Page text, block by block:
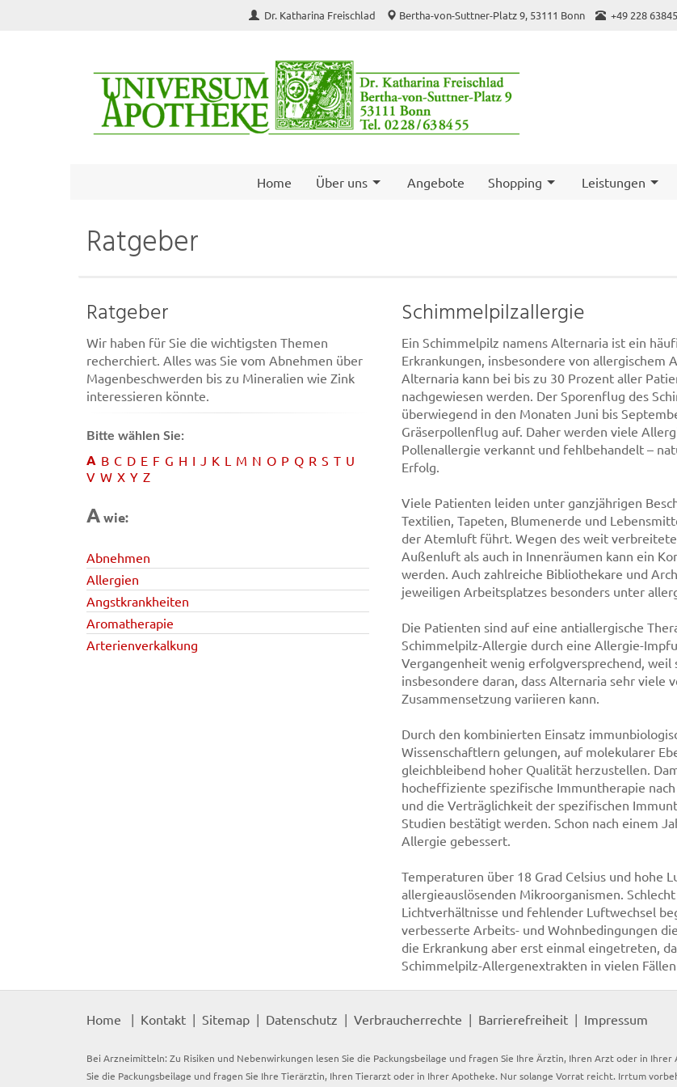
Dr. Katharina Freischlad Bertha-von-Suttner-Platz 9, 53111 Bonn +49 228
Home Über uns Angebote Shopping Leistungen
Ratgeber
Ratgeber
Wir haben für Sie die wichtigsten Themen
recherchiert. Alles was Sie vom Abnehmen über
Magenbeschwerden bis zu Mineralien wie Zink
interessieren könnte.
Bitte wählen Sie:
A B C D E F G H I J K L M N O P Q R S T U
V W X Y Z
Awie:
Abnehmen
Allergien
Angstkrankheiten
Aromatherapie
Arterienverkalkung
Schimmelpilzallergie
Ein Schimmelpilz namens Alternaria ist ein
Erkrankungen, insbesondere von allergischem
Alternaria kann bei bis zu 30 Prozent aller
nachgewiesen werden. Der Sporenflug des
überwiegend in den Monaten Juni bis
Gräserpollenflug auf. Daher werden viele
Pollenallergie verkannt und fehlbehandelt –
Erfolg.
Viele Patienten leiden unter ganzjährigen
Textilien, Tapeten, Blumenerde und
der Atemluft führt. Wegen des weit
Außenluft als auch in Innenräumen kann ein
werden. Auch zahlreiche Bibliothekare und
jeweiligen Arbeitsplatzes besonders unter
Die Patienten sind auf eine antiallergische
Schimmelpilz-Allergie durch eine Allergie-
Vergangenheit wenig erfolgversprechend,
insbesondere daran, dass Alternaria sehr
Zusammensetzung variieren kann.
Durch den kombinierten Einsatz
Wissenschaftlern gelungen, auf molekularer
gleichbleibend hoher Qualität herzustellen.
hocheffiziente spezifische Immuntherapie
und die Verträglichkeit der spezifischen
Studien bestätigt werden. Schon nach einem
Allergie gebessert.
Temperaturen über 18 Grad Celsius und hohe
allergieauslösenden Mikroorganismen.
Lichtverhältnisse und fehlender Luftwechsel
verbesserte Arbeits- und Wohnbedingungen
die Erkrankung aber erst einmal eingetreten,
Schimmelpilz-Allergenextrakten in vielen
Home Kontakt Sitemap Datenschutz Verbraucherrechte Barrierefreiheit Impressum
Bei Arzneimitteln: Zu Risiken und Nebenwirkungen lesen Sie die Packungsbeilage und fragen Sie Ihre Ärztin, Ihren Arzt oder in
Sie die Packungsbeilage und fragen Sie Ihre Tierärztin, Ihren Tierarzt oder in Ihrer Apotheke. Nur solange Vorrat reicht. Irrtum